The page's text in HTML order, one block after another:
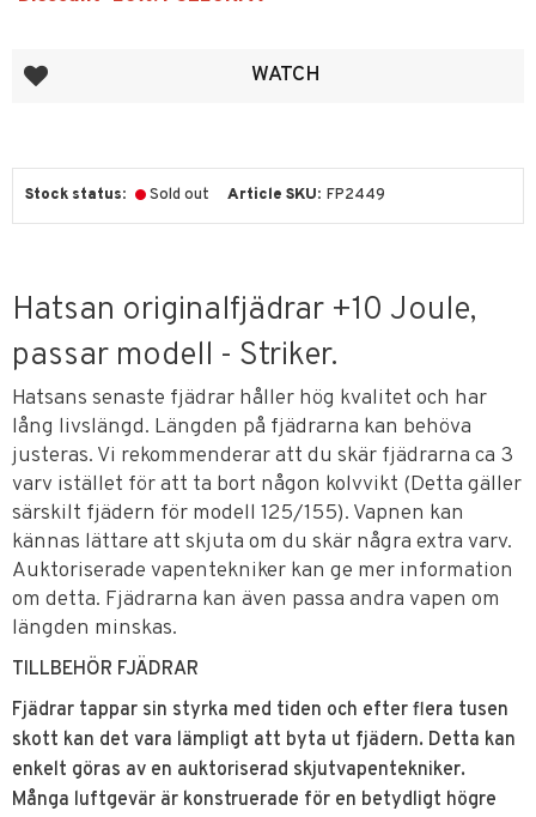
Add to favorites WATCH
Stock status Sold out Article SKU FP2449
Hatsan originalfjädrar +10 Joule,
passar modell - Striker.
Hatsans senaste fjädrar håller hög kvalitet och har
lång livslängd. Längden på fjädrarna kan behöva
justeras. Vi rekommenderar att du skär fjädrarna ca 3
varv istället för att ta bort någon kolvvikt (Detta gäller
särskilt fjädern för modell 125/155). Vapnen kan
kännas lättare att skjuta om du skär några extra varv.
Auktoriserade vapentekniker kan ge mer information
om detta. Fjädrarna kan även passa andra vapen om
längden minskas.
TILLBEHÖR FJÄDRAR
Fjädrar tappar sin styrka med tiden och efter flera tusen
skott kan det vara lämpligt att byta ut fjädern. Detta kan
enkelt göras av en auktoriserad skjutvapentekniker.
Många luftgevär är konstruerade för en betydligt högre